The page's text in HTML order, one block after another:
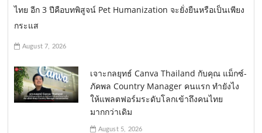
ไทย อีก 3 ปีคือบทพิสูจน์ Pet Humanization จะยั่งยืนหรือเป็นเพียง
กระแส
August 7, 2026
เจาะกลยุทธ์ Canva Thailand กับคุณ แม็กซ์-
ภัคพล Country Manager คนแรก ทำยังไง
ให้แพลตฟอร์มระดับโลกเข้าถึงคนไทย
มากกว่าเดิม
August 5, 2026